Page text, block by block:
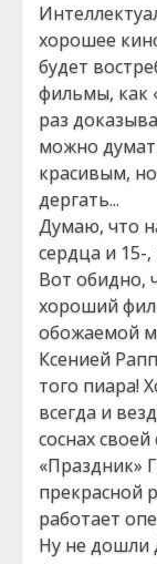
хорошее
будет
фильмы, как
раз
можно
красивым,
дергать...
Думаю, что
сердца и 15-,
Вот обидно,
хороший
обожаемой
Ксенией
того пиара!
всегда и
соснах
«Праздник»
прекрасной
работает
Ну не дошли